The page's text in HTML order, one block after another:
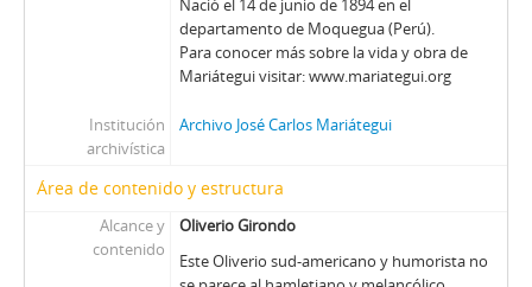
Nació el 14 de junio de 1894 en el
departamento de Moquegua (Perú).
Para conocer más sobre la vida y obra de
Mariátegui visitar: www.mariategui.org
Institución
archivística
Archivo José Carlos Mariátegui
Área de contenido y estructura
Alcance y
contenido
Oliverio Girondo
Este Oliverio sud-americano y humorista no